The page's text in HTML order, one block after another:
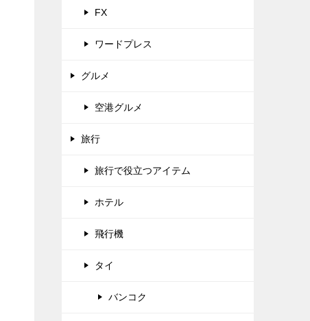
FX
ワードプレス
グルメ
空港グルメ
旅行
旅行で役立つアイテム
ホテル
飛行機
タイ
バンコク